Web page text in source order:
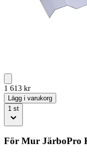
1 613 kr
Lägg i varukorg
1 st
För Mur JärboPro